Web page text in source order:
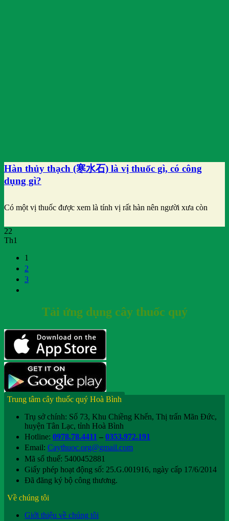
Hàn thủy thạch (寒水石) là vị thuốc gì, có công
dụng gì?
Có một vị thuốc được xem là tính vị rất hàn nên người xưa còn
22
Th1
1
2
3
Tải ứng dụng cây thuốc quý
Trung tâm cây thuốc quý Hoà Bình
Trụ sở chính: Số 73, Khu Chiềng Khến, Thị trấn Mãn Đức,
huyện Tân Lạc, tỉnh Hoà Bình
Hotline: 0978.78.4411 – 0353.972.191
Email: Caythuoc.org@gmail.com
Mã số thuế: 5400452881
Giấy phép hoạt động số: 25.G.001916, ngày cấp 17/6/2014
Đã đăng ký bộ công thương.
Về chúng tôi
Giới thiệu về chúng tôi